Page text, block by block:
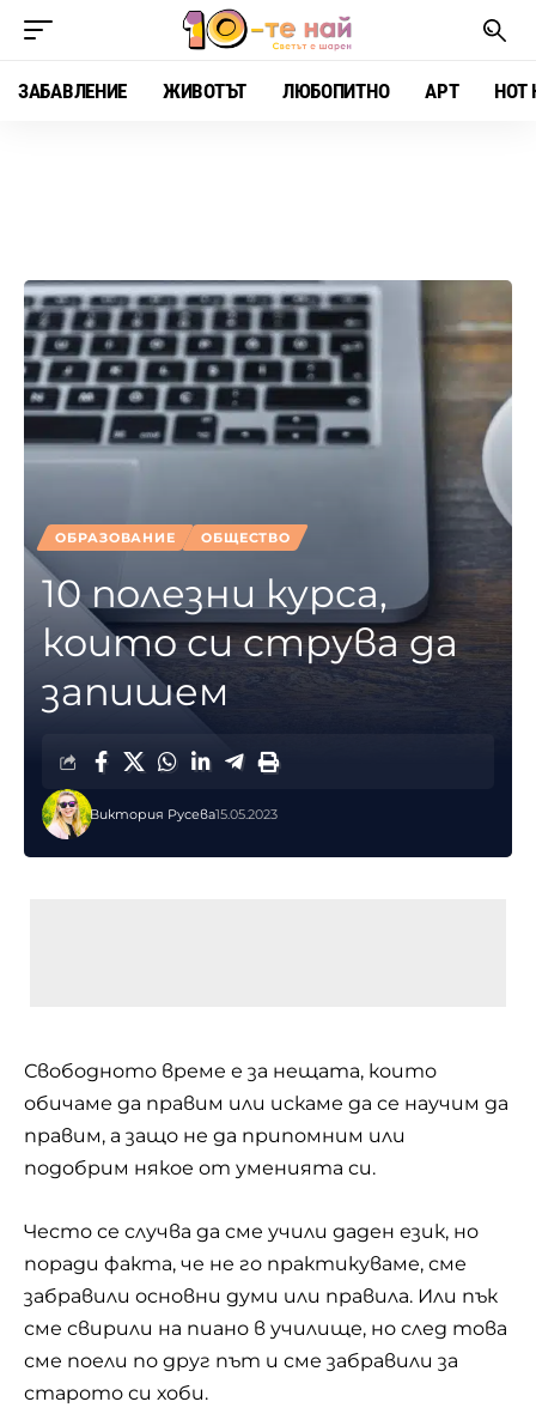
ЗАБАВЛЕНИЕ ЖИВОТЪТ ЛЮБОПИТНО АРТ HOT
ОБРАЗОВАНИЕ ОБЩЕСТВО
10 полезни курса,
които си струва да
запишем
Виктория Русева15.05.2023
Свободното време е за нещата, които
обичаме да правим или искаме да се научим да
правим, а защо не да припомним или
подобрим някое от уменията си.
Често се случва да сме учили даден език, но
поради факта, че не го практикуваме, сме
забравили основни думи или правила. Или пък
сме свирили на пиано в училище, но след това
сме поели по друг път и сме забравили за
старото си хоби.